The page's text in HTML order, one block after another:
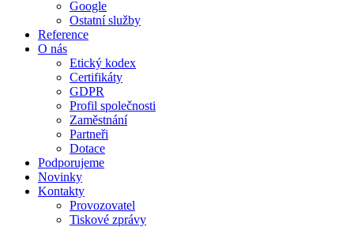
Google
Ostatní služby
Reference
O nás
Etický kodex
Certifikáty
GDPR
Profil společnosti
Zaměstnání
Partneři
Dotace
Podporujeme
Novinky
Kontakty
Provozovatel
Tiskové zprávy